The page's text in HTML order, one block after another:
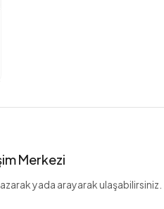
Merkezi
yada arayarak ulaşabilirsiniz.